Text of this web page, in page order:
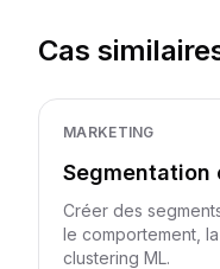
Cas
MARKETING
Segmentation
Créer des
le comportement,
clustering ML.